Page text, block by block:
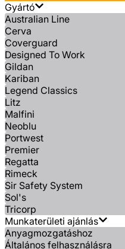
Gyártó
Australian Line
Cerva
Coverguard
Designed To Work
Gildan
Kariban
Legend Classics
Litz
Malfini
Neoblu
Portwest
Premier
Regatta
Rimeck
Sir Safety System
Sol's
Tricorp
Munkaterületi ajánlás
Anyagmozgatáshoz
Általános felhasználásra